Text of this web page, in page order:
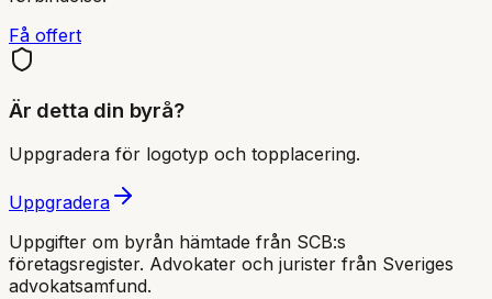
Få offert
Är detta din byrå?
Uppgradera för logotyp och topplacering.
Uppgradera
Uppgifter om byrån hämtade från SCB:s
företagsregister. Advokater och jurister från Sveriges
advokatsamfund.